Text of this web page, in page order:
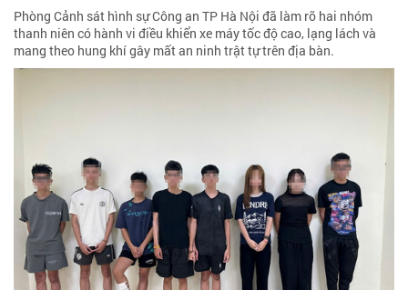
Phòng Cảnh sát hình sự Công an TP Hà Nội đã làm rõ hai nhóm
thanh niên có hành vi điều khiển xe máy tốc độ cao, lạng lách và
mang theo hung khí gây mất an ninh trật tự trên địa bàn.